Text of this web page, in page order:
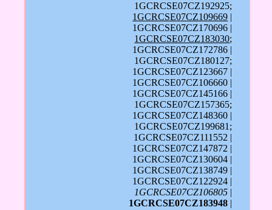
1GCRCSE07CZ192925;
1GCRCSE07CZ109669 |
1GCRCSE07CZ170696 |
1GCRCSE07CZ183030;
1GCRCSE07CZ172786 |
1GCRCSE07CZ180127;
1GCRCSE07CZ123667 |
1GCRCSE07CZ106660 |
1GCRCSE07CZ145166 |
1GCRCSE07CZ157365;
1GCRCSE07CZ148360 |
1GCRCSE07CZ199681;
1GCRCSE07CZ111552 |
1GCRCSE07CZ147872 |
1GCRCSE07CZ130604 |
1GCRCSE07CZ138749 |
1GCRCSE07CZ122924 |
1GCRCSE07CZ106805 |
1GCRCSE07CZ183948 |